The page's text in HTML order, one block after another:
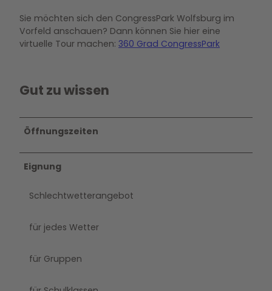
Sie möchten sich den CongressPark Wolfsburg im
Vorfeld anschauen? Dann können Sie hier eine
virtuelle Tour machen: 360 Grad CongressPark
Gut zu wissen
Öffnungszeiten
Eignung
Schlechtwetterangebot
für jedes Wetter
für Gruppen